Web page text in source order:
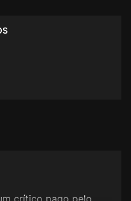
crítico pago pelo